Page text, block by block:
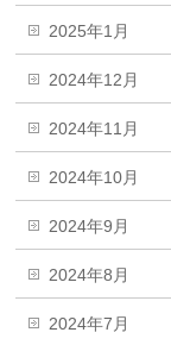
2025年1月
2024年12月
2024年11月
2024年10月
2024年9月
2024年8月
2024年7月